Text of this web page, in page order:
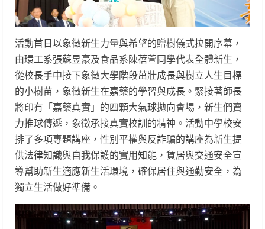
活動首日以象徵新生力量與希望的贈樹儀式拉開序幕，
由環工系張蘇昱豪及食品系陳蓓萱同學代表全體新生，
從校長手中接下象徵大學階段茁壯成長與樹立人生目標
的小樹苗，象徵新生在嘉藥的學習與成長。緊接著師長
將印有「嘉藥真實」的四顆大氣球拋向會場，新生們賣
力推球傳遞，象徵承接真實校訓的精神。活動中學校安
排了多項專題講座，性別平權與反詐騙的講座為新生提
供法律知識與自我保護的實用知能，賃居與交通安全宣
導幫助新生適應新生活環境，確保居住與通勤安全，為
獨立生活做好準備。